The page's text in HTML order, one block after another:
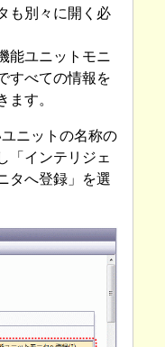
も別々に開く必
能ユニットモニ
すべての情報を
ます。
ニットの名称の
「インテリジェ
タへ登録」を選